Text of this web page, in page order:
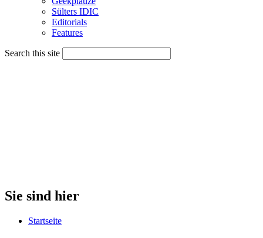
Sülters IDIC
Editorials
Features
Search this site
Sie sind hier
Startseite